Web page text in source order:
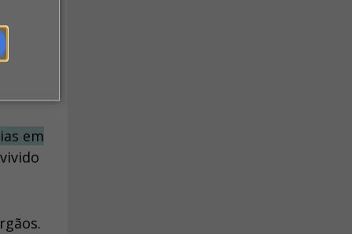
em